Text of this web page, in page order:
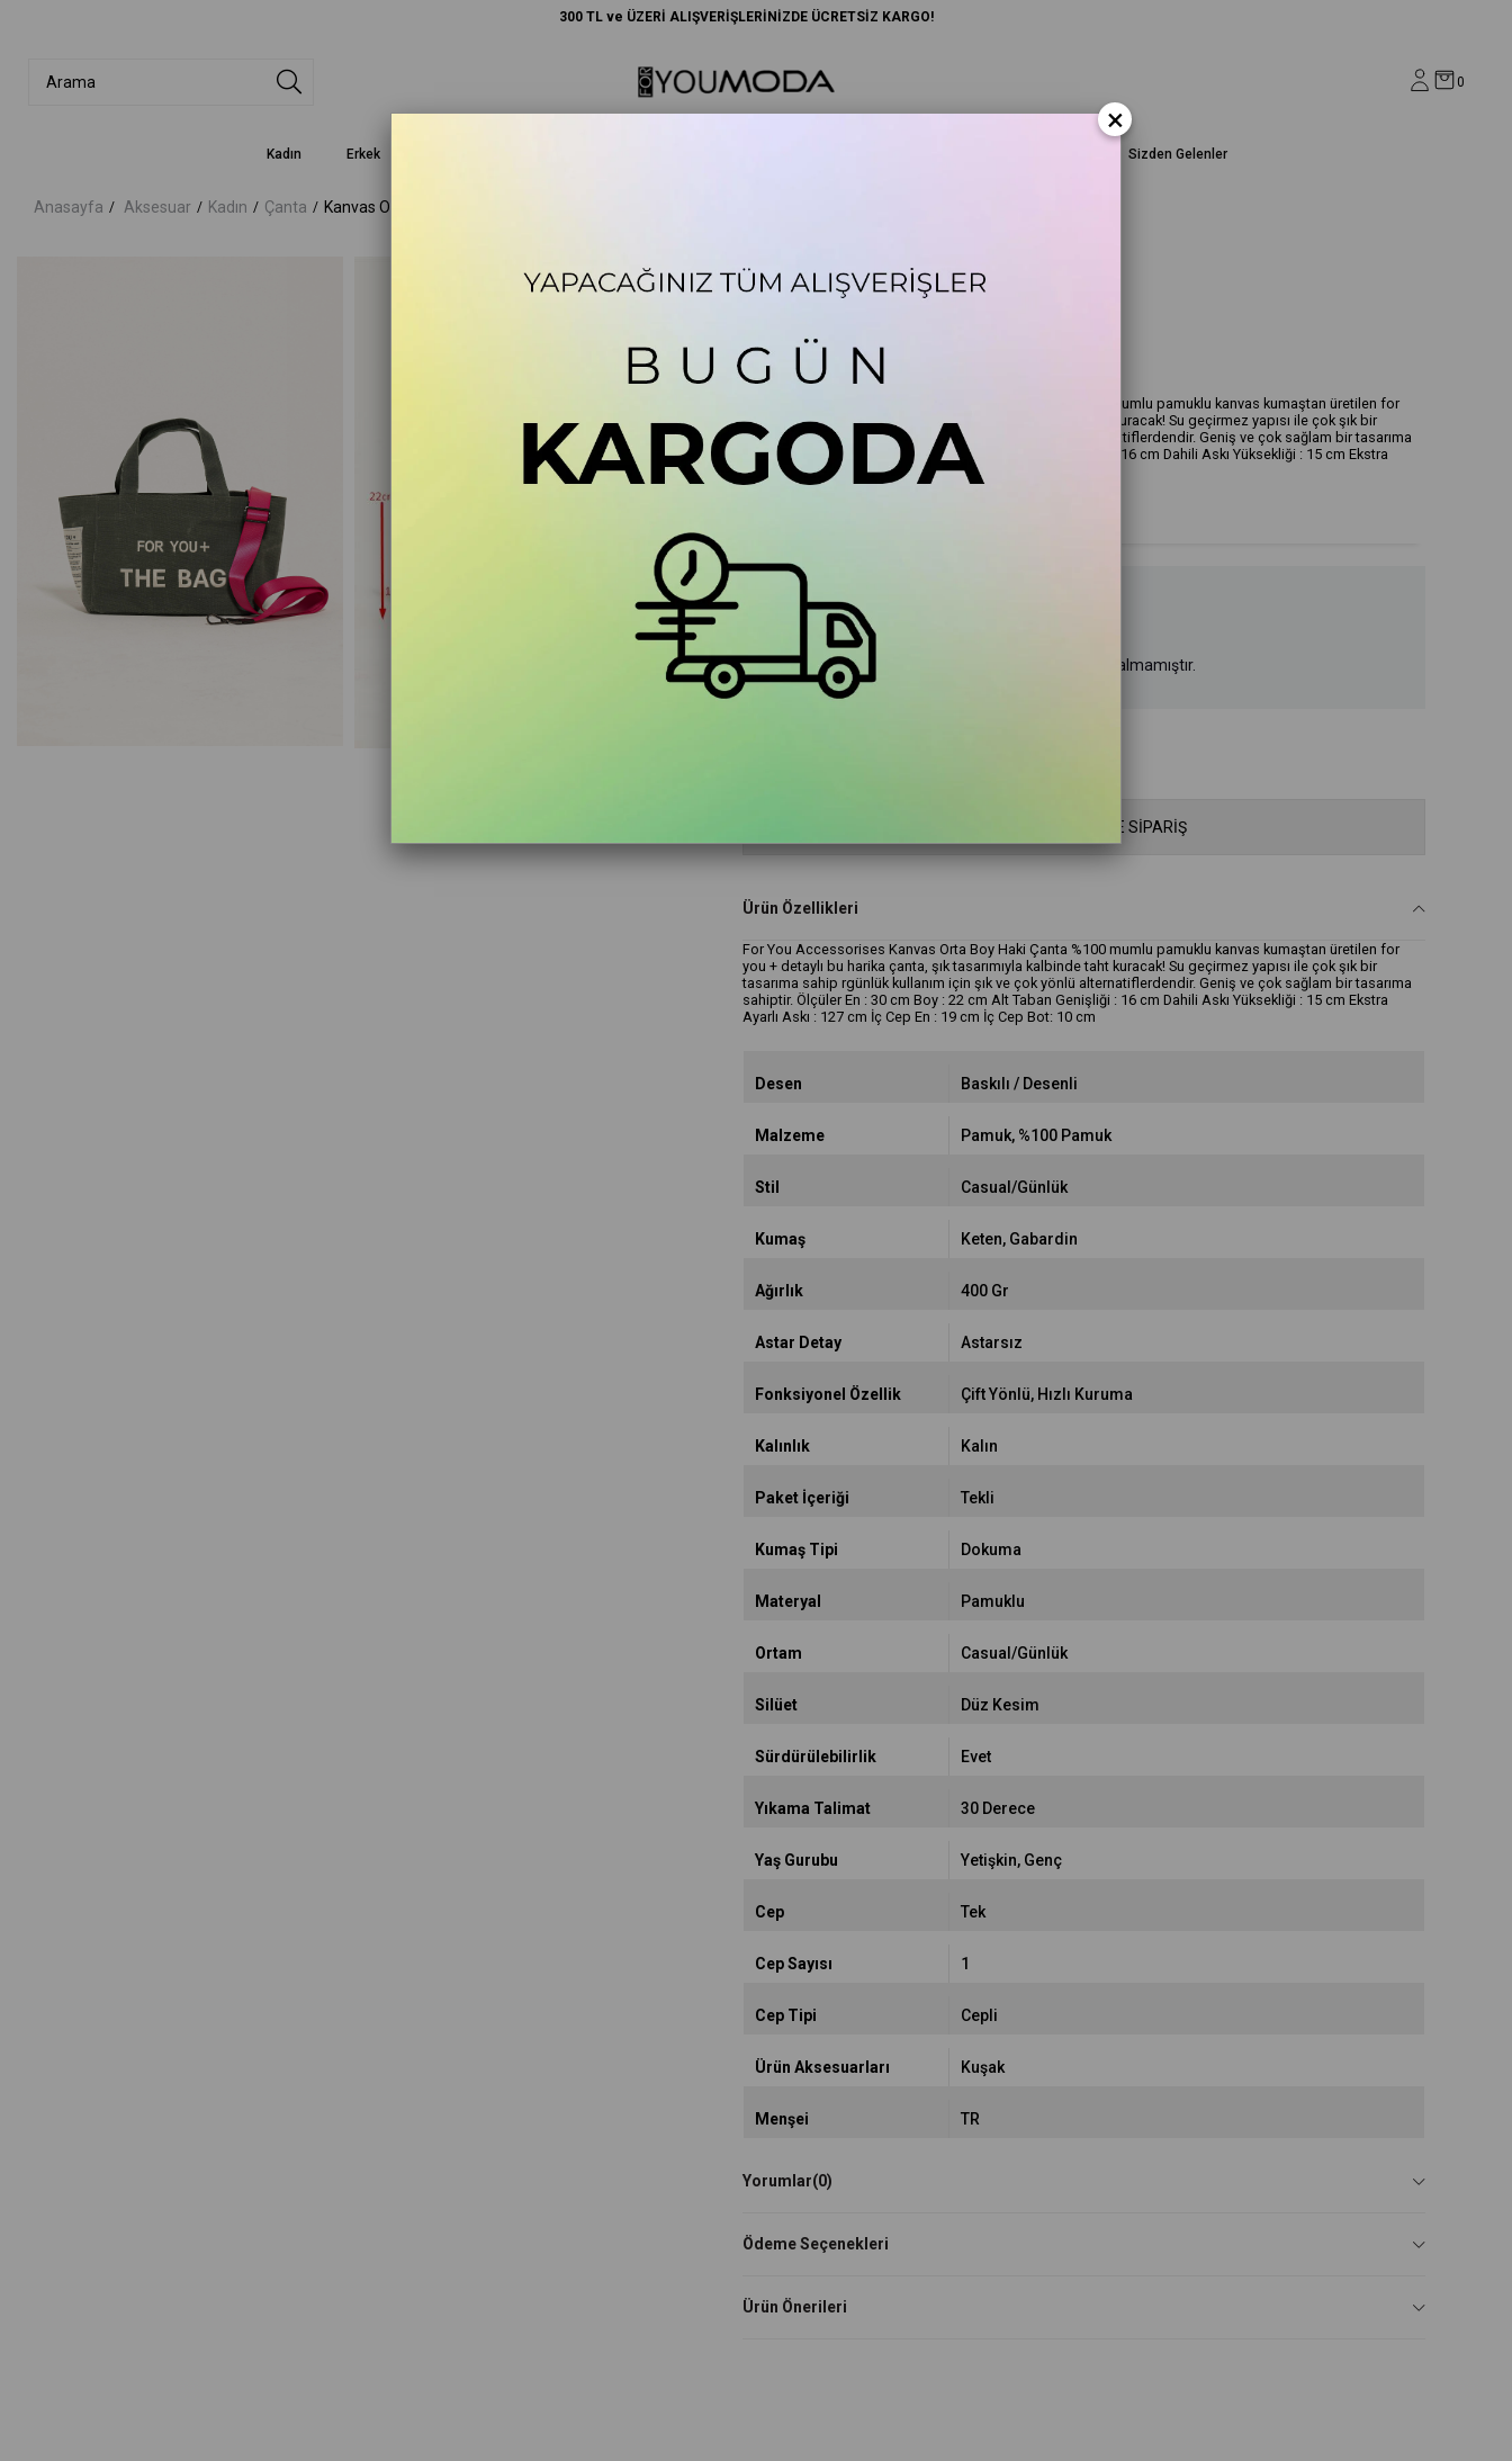
300 TL ve ÜZERİ ALIŞVERİŞLERİNİZDE ÜCRETSİZ KARGO!
0
Kadın Erkek Sizden Gelenler
Anasayfa Aksesuar Kadın Çanta Kanvas Orta Boy Haki Çanta
Kanvas Orta Boy Haki Çanta
(S282
+DAHA FAZLA ÇANTA
Marka For You Bag
For You Accessorises Kanvas Orta Boy Haki Çanta %100 mumlu pamuklu kanvas kumaştan üretilen for
you + detaylı bu harika çanta, şık tasarımıyla kalbinde taht kuracak! Su geçirmez yapısı ile çok şık bir
tasarıma sahip rgünlük kullanım için şık ve çok yönlü alternatiflerdendir. Geniş ve çok sağlam bir tasarıma
sahiptir. Ölçüler En : 30 cm Boy : 22 cm Alt Taban Genişliği : 16 cm Dahili Askı Yüksekliği : 15 cm Ekstra
Ayarlı Askı : 127 cm İç Cep En : 19 cm İç Cep Bot: 10 cm
Ürün stoklarımızda kalmamıştır.
WHATSAPP İLE SİPARİŞ
Ürün Özellikleri
For You Accessorises Kanvas Orta Boy Haki Çanta %100 mumlu pamuklu kanvas kumaştan üretilen for
you + detaylı bu harika çanta, şık tasarımıyla kalbinde taht kuracak! Su geçirmez yapısı ile çok şık bir
tasarıma sahip rgünlük kullanım için şık ve çok yönlü alternatiflerdendir. Geniş ve çok sağlam bir tasarıma
sahiptir. Ölçüler En : 30 cm Boy : 22 cm Alt Taban Genişliği : 16 cm Dahili Askı Yüksekliği : 15 cm Ekstra
Ayarlı Askı : 127 cm İç Cep En : 19 cm İç Cep Bot: 10 cm
Desen Baskılı / Desenli
Malzeme Pamuk %100 Pamuk
Stil Casual/Günlük
Kumaş Keten Gabardin
Ağırlık 400 Gr
Astar Detay Astarsız
Fonksiyonel Özellik Çift Yönlü Hızlı Kuruma
Kalınlık Kalın
Paket İçeriği Tekli
Kumaş Tipi Dokuma
Materyal Pamuklu
Ortam Casual/Günlük
Silüet Düz Kesim
Sürdürülebilirlik Evet
Yıkama Talimat 30 Derece
Yaş Gurubu Yetişkin Genç
Cep Tek
Cep Sayısı 1
Cep Tipi Cepli
Ürün Aksesuarları Kuşak
Menşei TR
Yorumlar(0)
Ödeme Seçenekleri
Ürün Önerileri
×